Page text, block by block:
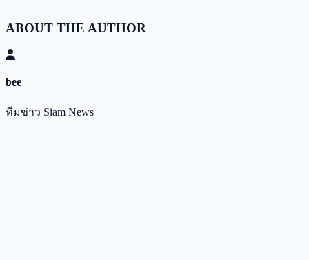
ABOUT THE AUTHOR
bee
ทีมข่าว Siam News